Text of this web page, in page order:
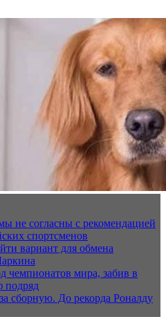
не согласны с рекомендацией
спортсменов
вариант для обмена
чемпионатов мира, забив в
подряд
сборную. До рекорда Роналду